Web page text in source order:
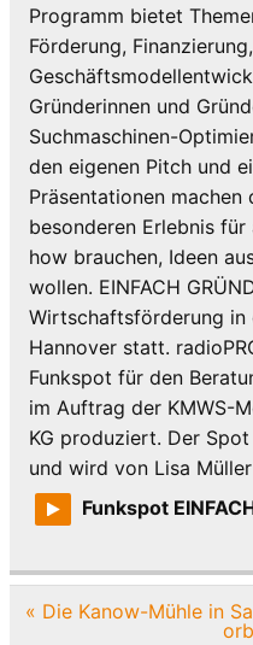
Programm bietet
Förderung, Finanzierung,
Gründerinnen und
Suchmaschinen-
den eigenen Pitch und
Präsentationen machen
besonderen Erlebnis
how brauchen, Ideen
wollen. EINFACH
Wirtschaftsförderung in
Hannover statt.
Funkspot für den
im Auftrag der KMWS-
KG produziert. Der
und wird von Lisa
Funkspot
Beitragsnavigation
« Die Kanow-Mühle in